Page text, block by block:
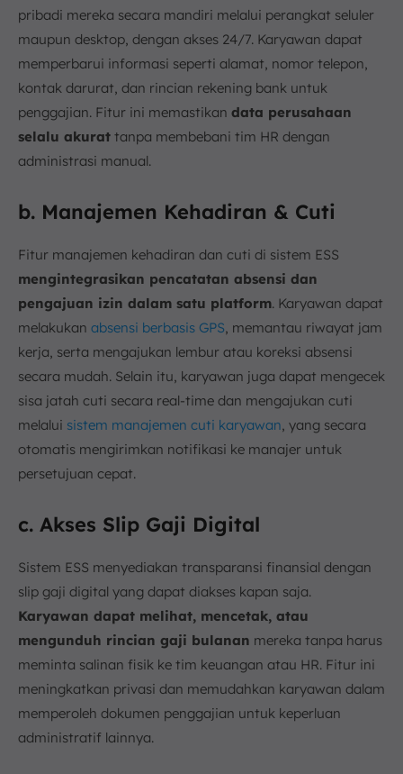
pribadi mereka secara mandiri melalui perangkat seluler
maupun desktop, dengan akses 24/7. Karyawan dapat
memperbarui informasi seperti alamat, nomor telepon,
kontak darurat, dan rincian rekening bank untuk
penggajian. Fitur ini memastikan data perusahaan
selalu akurat tanpa membebani tim HR dengan
administrasi manual.
b. Manajemen Kehadiran & Cuti
Fitur manajemen kehadiran dan cuti di sistem ESS
mengintegrasikan pencatatan absensi dan
pengajuan izin dalam satu platform. Karyawan dapat
melakukan absensi berbasis GPS , memantau riwayat jam
kerja, serta mengajukan lembur atau koreksi absensi
secara mudah. Selain itu, karyawan juga dapat mengecek
sisa jatah cuti secara real-time dan mengajukan cuti
melalui sistem manajemen cuti karyawan , yang secara
otomatis mengirimkan notifikasi ke manajer untuk
persetujuan cepat.
c. Akses Slip Gaji Digital
Sistem ESS menyediakan transparansi finansial dengan
slip gaji digital yang dapat diakses kapan saja.
Karyawan dapat melihat, mencetak, atau
mengunduh rincian gaji bulanan mereka tanpa harus
meminta salinan fisik ke tim keuangan atau HR. Fitur ini
meningkatkan privasi dan memudahkan karyawan dalam
memperoleh dokumen penggajian untuk keperluan
administratif lainnya.